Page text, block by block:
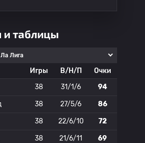
и таблицы
Лига
Игры В/Н/П
Очки
38 31/1/6 94
38 27/5/6 86
38 22/6/10 72
38 21/6/11 69